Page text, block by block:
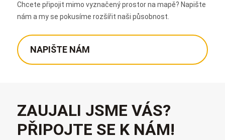
Chcete připojit mimo vyznačený prostor na mapě? Napište
nám a my se pokusíme rozšířit naši působnost.
NAPIŠTE NÁM
ZAUJALI JSME VÁS?
PŘIPOJTE SE K NÁM!